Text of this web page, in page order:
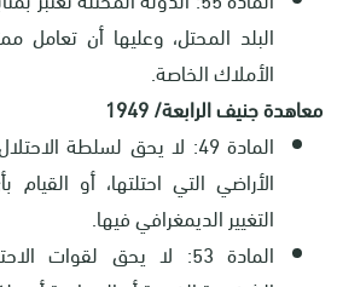
البلد المحتل، وعليها أن تعامل
الأملاك الخاصة.
معاهدة جنيف الرابعة/ 1949
المادة 49: لا يحق لسلطة
الأراضي التي احتلتها، أو
التغيير الديمغرافي فيها.
المادة 53: لا يحق لقوات